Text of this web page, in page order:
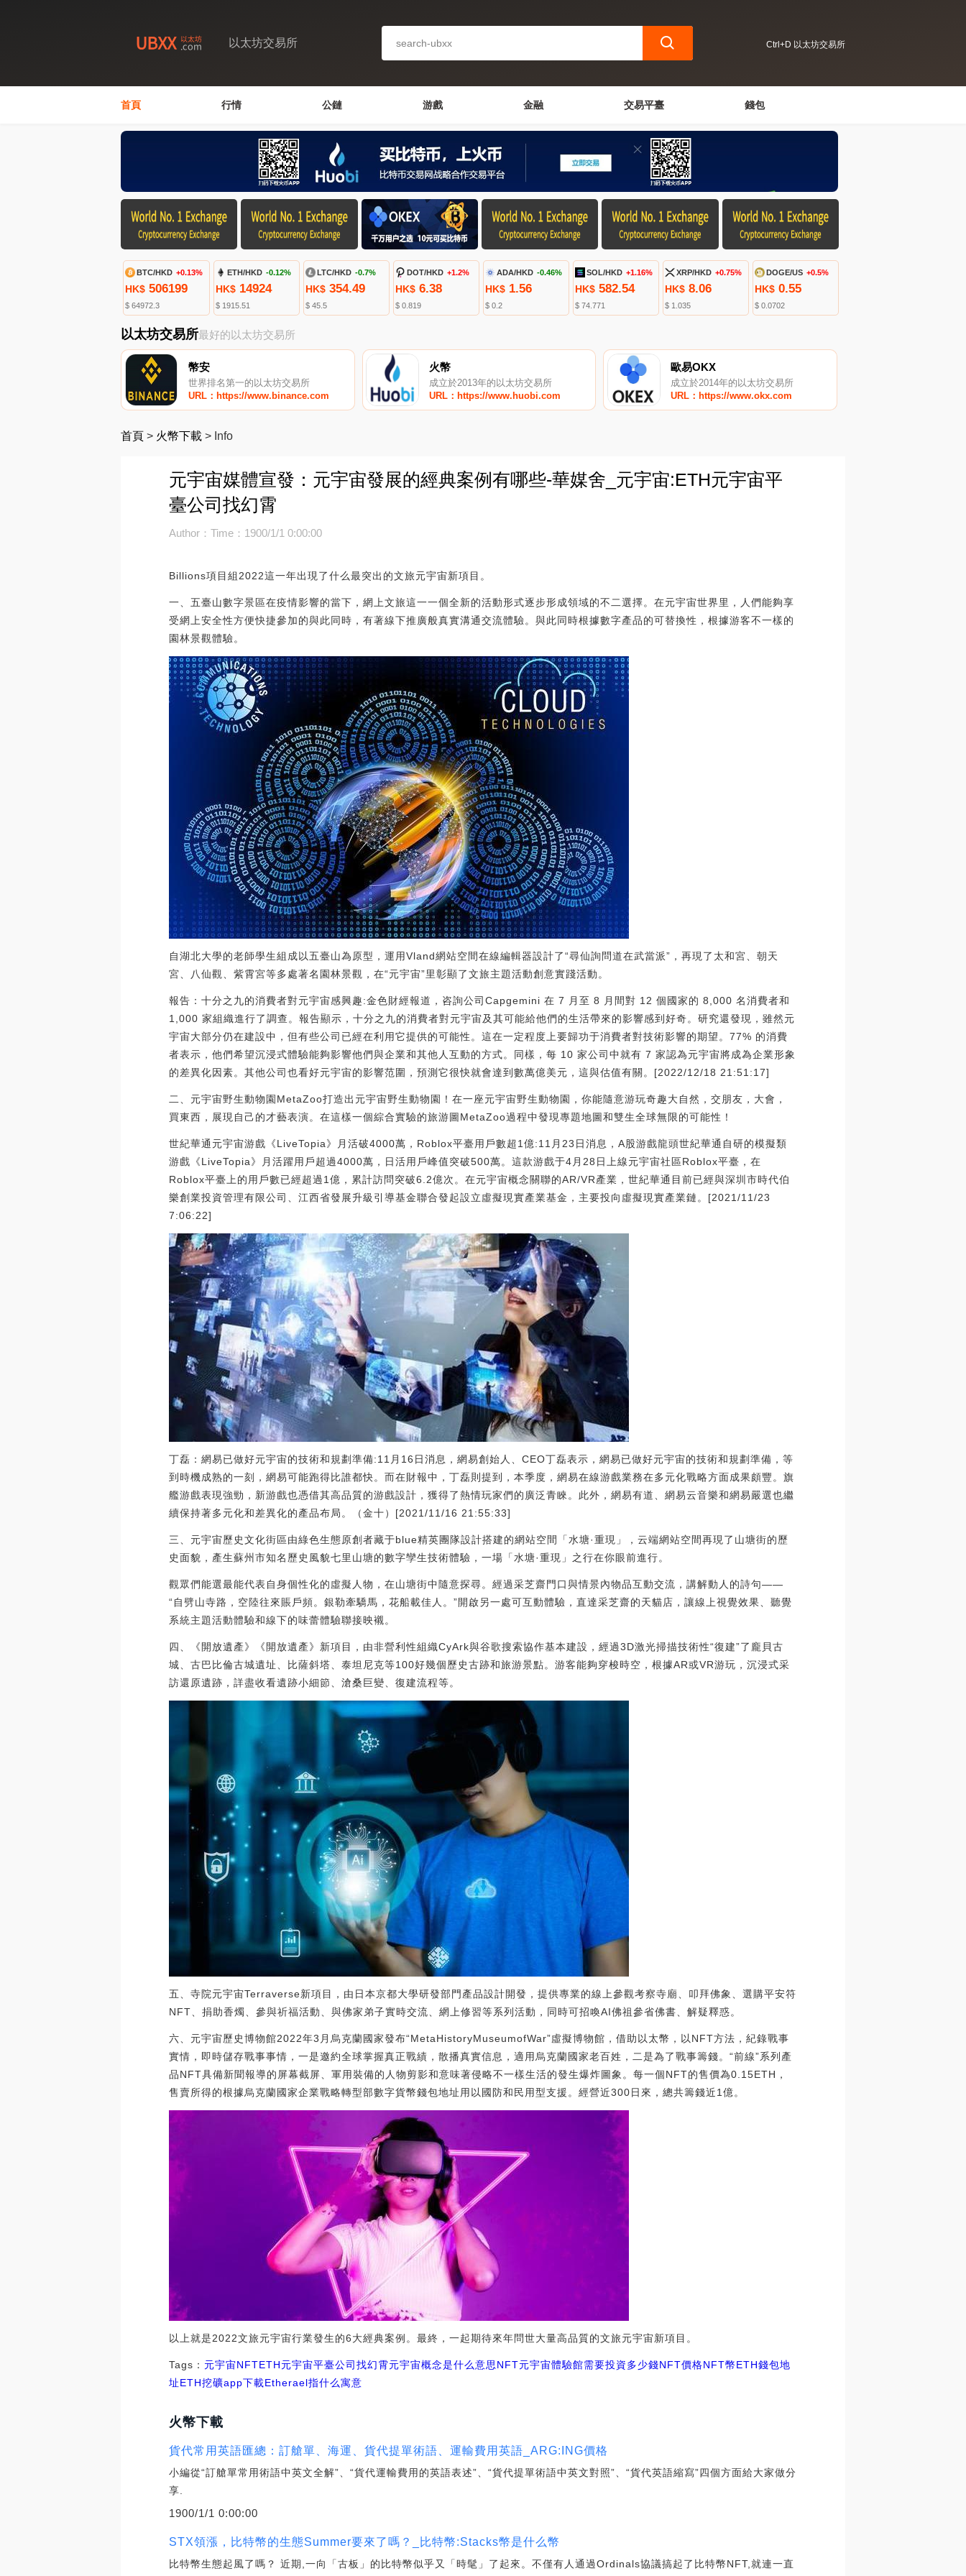
以太坊交易所 Ctrl+D 以太坊交易所
首頁 行情 公鏈 游戲 金融 交易平臺 錢包
BTC/HKD +0.13%
HK$ 506199
$ 64972.3
ETH/HKD -0.12%
HK$14924
$ 1915.51
LTC/HKD -0.7%
HK$354.49
$ 45.5
DOT/HKD +1.2%
HK$6.38
$ 0.819
ADA/HKD -0.46%
HK$1.56
$ 0.2
SOL/HKD +1.16%
HK$ 582.54
$ 74.771
XRP/HKD +0.75%
HK$ 8.06
$ 1.035
DOGE/US +0.5%
HK$ 0.55
$ 0.0702
以太坊交易所最好的以太坊交易所
幣安
世界排名第一的以太坊交易所
URL：https://www.binance.com
火幣
成立於2013年的以太坊交易所
URL：https://www.huobi.com
歐易OKX
成立於2014年的以太坊交易所
URL：https://www.okx.com
首頁 > 火幣下載 > Info
元宇宙媒體宣發：元宇宙發展的經典案例有哪些-華媒舍_元宇宙:ETH元宇宙平
臺公司找幻霄
Author：Time：1900/1/1 0:00:00
Billions項目組2022這一年出現了什么最突出的文旅元宇宙新項目。
一、五臺山數字景區在疫情影響的當下，網上文旅這一一個全新的活動形式逐步形成領域的不二選擇。在元宇宙世界里，人們能夠享
受網上安全性方便快捷參加的與此同時，有著線下推廣般真實溝通交流體驗。與此同時根據數字產品的可替換性，根據游客不一樣的
園林景觀體驗。
自湖北大學的老師學生組成以五臺山為原型，運用Vland網站空間在線編輯器設計了“尋仙詢問道在武當派”，再現了太和宮、朝天
宮、八仙觀、紫霄宮等多處著名園林景觀，在“元宇宙”里彰顯了文旅主題活動創意實踐活動。
報告：十分之九的消費者對元宇宙感興趣:金色財經報道，咨詢公司Capgemini 在 7 月至 8 月間對 12 個國家的 8,000 名消費者和
1,000 家組織進行了調查。報告顯示，十分之九的消費者對元宇宙及其可能給他們的生活帶來的影響感到好奇。研究還發現，雖然元
宇宙大部分仍在建設中，但有些公司已經在利用它提供的可能性。這在一定程度上要歸功于消費者對技術影響的期望。77% 的消費
者表示，他們希望沉浸式體驗能夠影響他們與企業和其他人互動的方式。同樣，每 10 家公司中就有 7 家認為元宇宙將成為企業形象
的差異化因素。其他公司也看好元宇宙的影響范圍，預測它很快就會達到數萬億美元，這與估值有關。[2022/12/18 21:51:17]
二、元宇宙野生動物園MetaZoo打造出元宇宙野生動物園！在一座元宇宙野生動物園，你能隨意游玩奇趣大自然，交朋友，大會，
買東西，展現自己的才藝表演。在這樣一個綜合實驗的旅游圖MetaZoo過程中發現專題地圖和雙生全球無限的可能性！
世紀華通元宇宙游戲《LiveTopia》月活破4000萬，Roblox平臺用戶數超1億:11月23日消息，A股游戲龍頭世紀華通自研的模擬類
游戲《LiveTopia》月活躍用戶超過4000萬，日活用戶峰值突破500萬。這款游戲于4月28日上線元宇宙社區Roblox平臺，在
Roblox平臺上的用戶數已經超過1億，累計訪問突破6.2億次。在元宇宙概念關聯的AR/VR產業，世紀華通目前已經與深圳市時代伯
樂創業投資管理有限公司、江西省發展升級引導基金聯合發起設立虛擬現實產業基金，主要投向虛擬現實產業鏈。[2021/11/23
7:06:22]
丁磊：網易已做好元宇宙的技術和規劃準備:11月16日消息，網易創始人、CEO丁磊表示，網易已做好元宇宙的技術和規劃準備，等
到時機成熟的一刻，網易可能跑得比誰都快。而在財報中，丁磊則提到，本季度，網易在線游戲業務在多元化戰略方面成果頗豐。旗
艦游戲表現強勁，新游戲也憑借其高品質的游戲設計，獲得了熱情玩家們的廣泛青睞。此外，網易有道、網易云音樂和網易嚴選也繼
續保持著多元化和差異化的產品布局。（金十）[2021/11/16 21:55:33]
三、元宇宙歷史文化街區由綠色生態原創者藏于blue精英團隊設計搭建的網站空間「水塘·重現」，云端網站空間再現了山塘街的歷
史面貌，產生蘇州市知名歷史風貌七里山塘的數字孿生技術體驗，一場「水塘·重現」之行在你眼前進行。
觀眾們能選最能代表自身個性化的虛擬人物，在山塘街中隨意探尋。經過采芝齋門口與情景內物品互動交流，講解動人的詩句——
“自劈山寺路，空陸往來賬戶頻。銀勒牽驕馬，花船載佳人。”開啟另一處可互動體驗，直達采芝齋的天貓店，讓線上視覺效果、聽覺
系統主題活動體驗和線下的味蕾體驗聯接映襯。
四、《開放遺產》《開放遺產》新項目，由非營利性組織CyArk與谷歌搜索協作基本建設，經過3D激光掃描技術性“復建”了龐貝古
城、古巴比倫古城遺址、比薩斜塔、泰坦尼克等100好幾個歷史古跡和旅游景點。游客能夠穿梭時空，根據AR或VR游玩，沉浸式采
訪還原遺跡，詳盡收看遺跡小細節、滄桑巨變、復建流程等。
五、寺院元宇宙Terraverse新項目，由日本京都大學研發部門產品設計開發，提供專業的線上參觀考察寺廟、叩拜佛象、選購平安符
NFT、捐助香燭、參與祈福活動、與佛家弟子實時交流、網上修習等系列活動，同時可招喚AI佛祖參省佛書、解疑釋惑。
六、元宇宙歷史博物館2022年3月烏克蘭國家發布“MetaHistoryMuseumofWar”虛擬博物館，借助以太幣，以NFT方法，紀錄戰事
實情，即時儲存戰事事情，一是邀約全球掌握真正戰績，散播真實信息，適用烏克蘭國家老百姓，二是為了戰事籌錢。“前線”系列產
品NFT具備新聞報導的屏幕截屏、軍用裝備的人物剪影和意味著侵略不一樣生活的發生爆炸圖象。每一個NFT的售價為0.15ETH，
售賣所得的根據烏克蘭國家企業戰略轉型部數字貨幣錢包地址用以國防和民用型支援。經營近300日來，總共籌錢近1億。
以上就是2022文旅元宇宙行業發生的6大經典案例。最終，一起期待來年問世大量高品質的文旅元宇宙新項目。
Tags： 元宇宙NFTETH元宇宙平臺公司找幻霄元宇宙概念是什么意思NFT元宇宙體驗館需要投資多少錢NFT價格NFT幣ETH錢包地
址ETH挖礦app下載Etherael指什么寓意
火幣下載
貨代常用英語匯總：訂艙單、海運、貨代提單術語、運輸費用英語_ARG:ING價格
小編從“訂艙單常用術語中英文全解”、“貨代運輸費用的英語表述”、“貨代提單術語中英文對照”、“貨代英語縮寫”四個方面給大家做分
享.
1900/1/1 0:00:00
STX領漲，比特幣的生態Summer要來了嗎？_比特幣:Stacks幣是什么幣
比特幣生態起風了嗎？ 近期,一向「古板」的比特幣似乎又「時髦」了起來。不僅有人通過Ordinals協議搞起了比特幣NFT,就連一直